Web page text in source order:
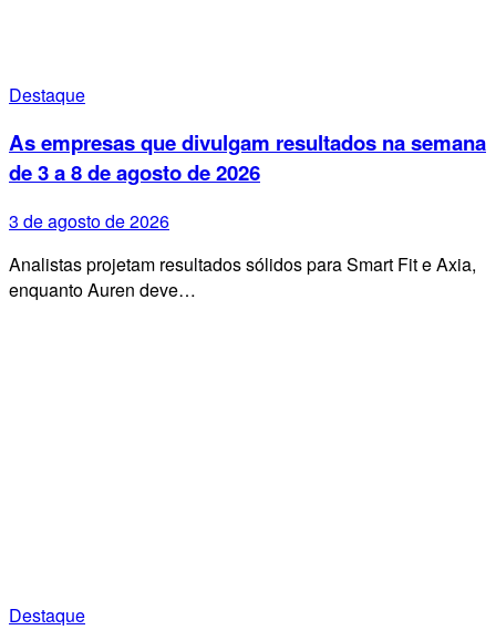
Destaque
As empresas que divulgam resultados na semana
de 3 a 8 de agosto de 2026
3 de agosto de 2026
Analistas projetam resultados sólidos para Smart Fit e Axia,
enquanto Auren deve…
Destaque